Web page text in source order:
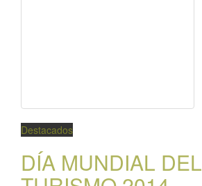
Destacados
DÍA MUNDIAL DEL